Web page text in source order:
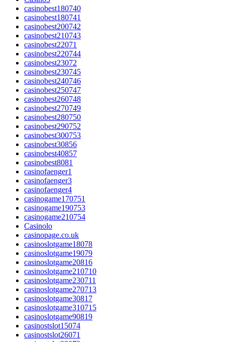
casinobest180740
casinobest180741
casinobest200742
casinobest210743
casinobest22071
casinobest220744
casinobest23072
casinobest230745
casinobest240746
casinobest250747
casinobest260748
casinobest270749
casinobest280750
casinobest290752
casinobest300753
casinobest30856
casinobest40857
casinobest8081
casinofaenger1
casinofaenger3
casinofaenger4
casinogame170751
casinogame190753
casinogame210754
Casinolo
casinopage.co.uk
casinoslotgame18078
casinoslotgame19079
casinoslotgame20816
casinoslotgame210710
casinoslotgame230711
casinoslotgame270713
casinoslotgame30817
casinoslotgame310715
casinoslotgame90819
casinostslot15074
casinostslot26071